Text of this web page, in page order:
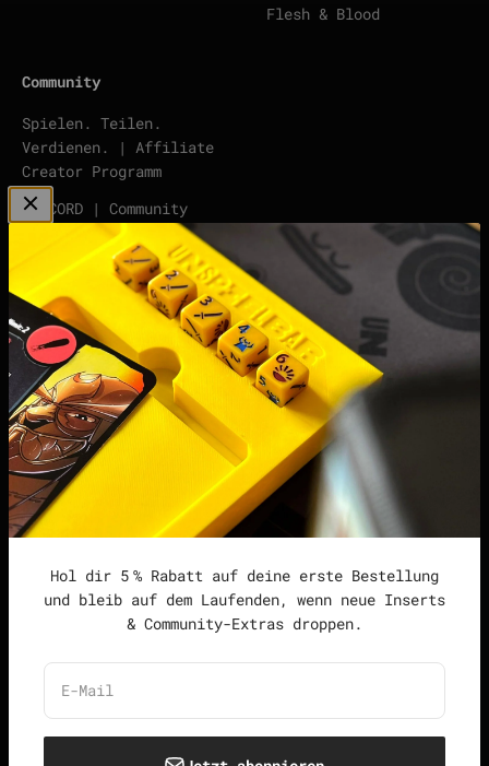
Hol dir 5 % Rabatt auf deine erste Bestellung
und bleib auf dem Laufenden, wenn neue Inserts
& Community-Extras droppen.
E-Mail
Flesh & Blood
Community
Spielen. Teilen.
Verdienen. | Affiliate
Creator Programm
DISCORD | Community
points | Score Tracker
Podcast
Impressum
Datenschutzerklärung
Widerrufsrecht &
Widerrufsformular
Allgemeine
Geschäftsbedingungen
Deutschland (EUR €) Deutsch